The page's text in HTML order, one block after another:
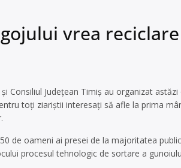
vrea
Consiliul Județean Timiș au organizat
toți ziariștii interesați să afle la prima
de oameni ai presei de la majoritatea
procesul tehnologic de sortare a